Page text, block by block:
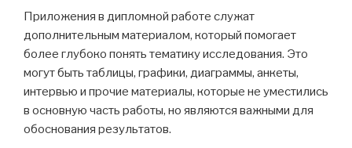
Приложения в дипломной работе служат
дополнительным материалом, который помогает
более глубоко понять тематику исследования. Это
могут быть таблицы, графики, диаграммы, анкеты,
интервью и прочие материалы, которые не уместились
в основную часть работы, но являются важными для
обоснования результатов.